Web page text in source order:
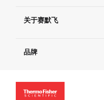
查找文件&证书
学习中心
促销
社交媒体
关于赛默飞
招聘
新闻
社会责任
品牌
Applied Biosystems